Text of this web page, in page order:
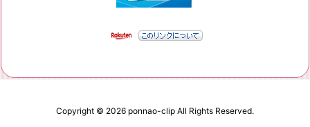
Copyright © 2026 ponnao-clip All Rights Reserved.